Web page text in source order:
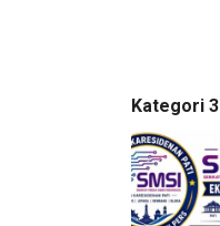
Kategori 3